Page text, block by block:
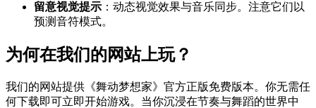
留意视觉提示 ：动态视觉效果与音乐同步。注意它们以
预测音符模式。
为何在我们的网站上玩？
我们的网站提供《舞动梦想家》官方正版免费版本。你无需任
何下载即可立即开始游戏。当你沉浸在节奏与舞蹈的世界中